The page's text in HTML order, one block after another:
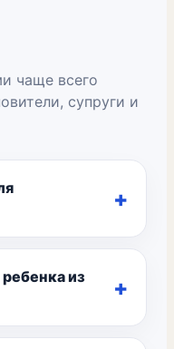
чаще всего
супруги и
из